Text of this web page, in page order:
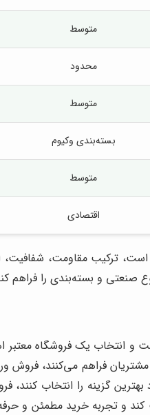
متوسط
محدود
متوسط
بسته‌بندی وکیوم
متوسط
اقتصادی
ترکیب مقاومت،
صنعتی و بسته‌بندی را فراهم
یک فروشگاه معتبر
فراهم می‌کنند،
گزینه را انتخاب کنند،
کند و تجربه خرید مطمئن و